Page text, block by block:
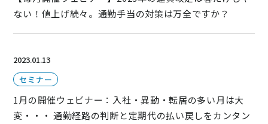
ない！値上げ続々。通勤手当の対策は万全ですか？
2023.01.13
セミナー
1月の開催ウェビナー：入社・異動・転居の多い月は大
変・・・ 通勤経路の判断と定期代の払い戻しをカンタン